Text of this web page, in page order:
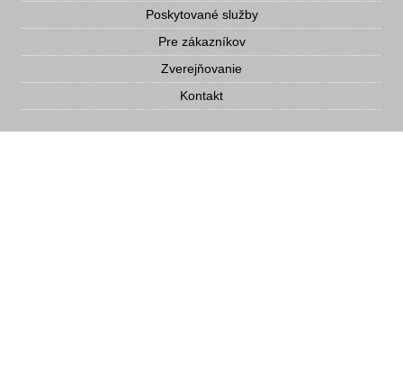
Poskytované služby
Pre zákazníkov
Zverejňovanie
Kontakt